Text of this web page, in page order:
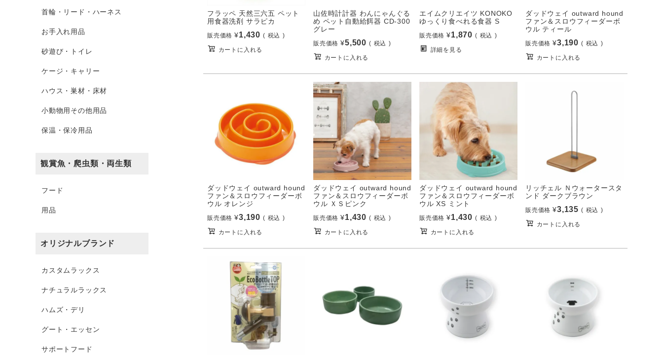
首輪・リード・ハーネス
お手入れ用品
砂遊び・トイレ
ケージ・キャリー
ハウス・巣材・床材
小動物用その他用品
保温・保冷用品
観賞魚・爬虫類・両生類
フード
用品
オリジナルブランド
カスタムラックス
ナチュラルラックス
ハムズ・デリ
グート・エッセン
サポートフード
フラッペ 天然三六五 ペット
用食器洗剤 サラピカ
販売価格 ¥1,430 税込
カートに入れる
山佐時計計器 わんにゃんぐる
め ペット自動給餌器 CD-300
グレー
販売価格 ¥5,500 税込
カートに入れる
エイムクリエイツ KONOKO
ゆっくり食べれる食器 S
販売価格 ¥1,870 税込
詳細を見る
ダッドウェイ outward hound
ファン＆スロウフィーダーボ
ウル ティール
販売価格 ¥3,190 税込
カートに入れる
ダッドウェイ outward hound
ファン＆スロウフィーダーボ
ウル オレンジ
販売価格 ¥3,190 税込
カートに入れる
ダッドウェイ outward hound
ファン＆スロウフィーダーボ
ウル ＸＳピンク
販売価格 ¥1,430 税込
カートに入れる
ダッドウェイ outward hound
ファン＆スロウフィーダーボ
ウル XS ミント
販売価格 ¥1,430 税込
カートに入れる
リッチェル Ｎウォータースタ
ンド ダークブラウン
販売価格 ¥3,135 税込
カートに入れる